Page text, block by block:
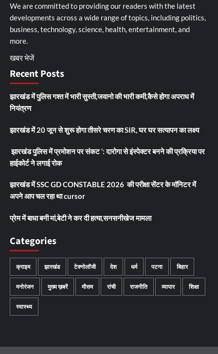
We are committed to providing our readers with the latest
developments across a wide range of topics, including politics,
business, technology, science, health, entertainment, and
more.
खबर भेजें
Recent Posts
झारखंड में पुलिस गश्त में भारी सुस्ती,जवानो की भारी कमी,कैसे होगा अपराध में
नियंत्रण
झारखंड में 20 जून से शुरू होगा तीसरे चरण का SIR, घर घर सत्यापन का लक्ष्य
झारखंड पुलिस में प्रमोशन पर संकट ‘: दारोगा से इंस्पेक्टर बनने की प्रक्रिया पर
हाईकोर्ट ने लगाई रोक
झारखंड में SSC GD CONSTABLE 2026 की परीक्षा सेंटर के मॉनिटर में
अपने आप चल रहा था cursor
प्रेम में बाधा बनी मां,बेटी ने कर दी हत्या,सनसनीखेज मामला
Categories
क्राइम झारखंड टेक्नोलॉजी देश धर्म पटना बिहार
मनोरंजन मुख्य ख़बरें मौसम रांची राजनीति व्यापार शिक्षा
स्वास्थ्य